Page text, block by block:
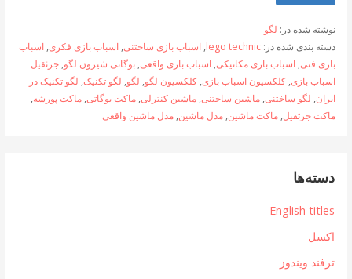
نوشته شده در: لگو
دسته بندی شده در: lego technic
, اسباب بازی ساختنی, اسباب بازی فکری, اسباب
بازی فنی, اسباب بازی مکانیکی, اسباب بازی واقعی, بوگاتی شیرون لگو, جرثقیل
اسباب بازی, کلکسیون اسباب بازی, کلکسیون لگو, لگو, لگو تکنیک, لگو تکنیک در
ایران, لگو ساختنی, ماشین ساختنی, ماشین کنترلی, ماکت بوگاتی, ماکت پورشه,
ماکت جرثقیل, ماکت ماشین, مدل ماشین, مدل ماشین واقعی
دسته‌ها
English titles
اکسل
ترفند ویندوز